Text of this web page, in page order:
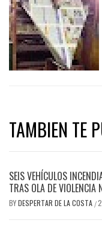
TAMBIEN TE
SEIS VEHÍCULOS
TRAS OLA DE VIOLENCIA
BYDESPERTAR DE LA COSTA /